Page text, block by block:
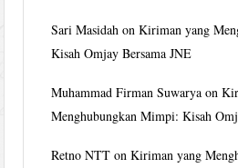
Sari Masidah onKiriman yang
Kisah Omjay Bersama JNE
Muhammad Firman Suwarya on
Menghubungkan Mimpi: Kisah
Retno NTT onKiriman yang